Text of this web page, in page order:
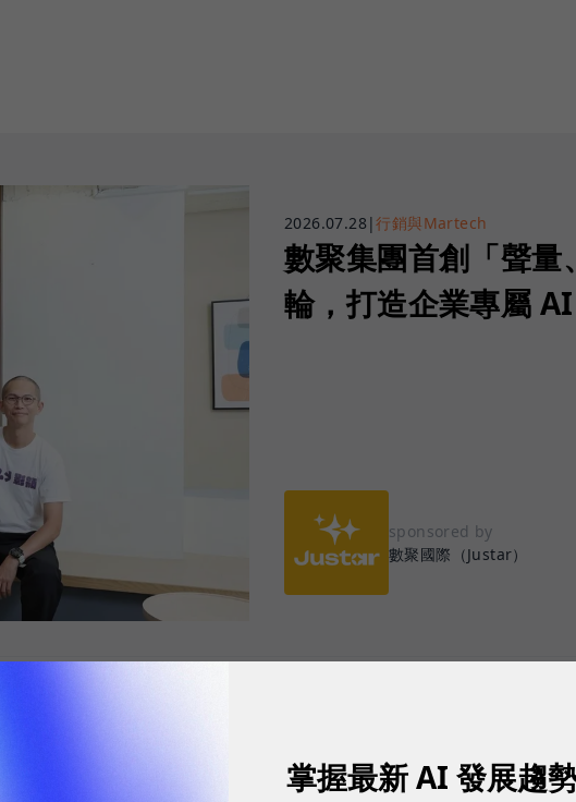
2026.07.28 |行銷與Martech
數聚集團首創「聲
輪，打造企業專屬
sponsored by
數聚國際（Justar）
，不該是短跑，而是一場需要團隊默契的接力賽。
擎，再到網紅、短影音等，消費者與品牌的接觸點愈來
掌握最新 AI 發展趨勢